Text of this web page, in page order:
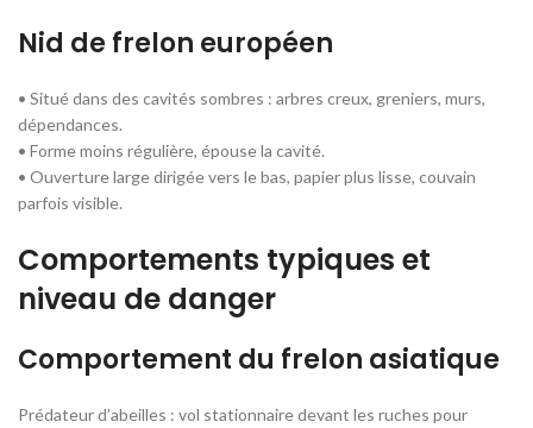
Nid de frelon européen
• Situé dans des cavités sombres : arbres creux, greniers, murs,
dépendances.
• Forme moins régulière, épouse la cavité.
• Ouverture large dirigée vers le bas, papier plus lisse, couvain
parfois visible.
Comportements typiques et
niveau de danger
Comportement du frelon asiatique
Prédateur d’abeilles : vol stationnaire devant les ruches pour